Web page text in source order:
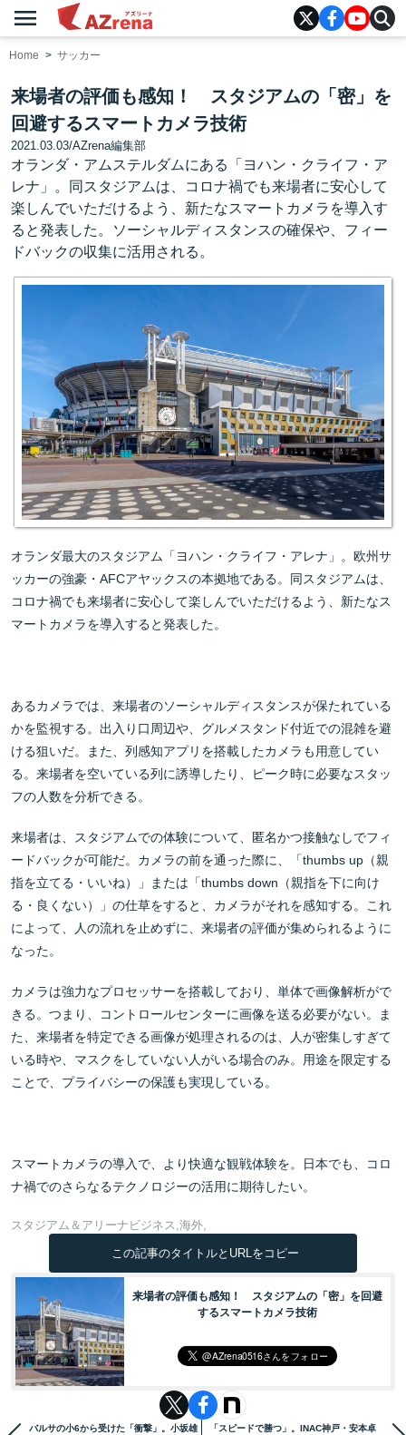
menu
Home サッカー
来場者の評価も感知！ スタジアムの「密」を
回避するスマートカメラ技術
2021.03.03/AZrena編集部
オランダ・アムステルダムにある「ヨハン・クライフ・ア
レナ」。同スタジアムは、コロナ禍でも来場者に安心して
楽しんでいただけるよう、新たなスマートカメラを導入す
ると発表した。ソーシャルディスタンスの確保や、フィー
ドバックの収集に活用される。
オランダ最大のスタジアム「ヨハン・クライフ・アレナ」。欧州サ
ッカーの強豪・AFCアヤックスの本拠地である。同スタジアムは、
コロナ禍でも来場者に安心して楽しんでいただけるよう、新たなス
マートカメラを導入すると発表した。
あるカメラでは、来場者のソーシャルディスタンスが保たれている
かを監視する。出入り口周辺や、グルメスタンド付近での混雑を避
ける狙いだ。
また、列感知アプリを搭載したカメラも用意してい
る。来場者を空いている列に誘導したり、ピーク時に必要なスタッ
フの人数を分析できる。
来場者は、スタジアムでの体験について、匿名かつ接触なしでフィ
ードバックが可能だ。カメラの前を通った際に、「thumbs up（親
指を立てる・いいね）」または「thumbs down（親指を下に向け
る・ 良くない）」の仕草をすると、カメラがそれを感知する。これ
によって、人の流れを止めずに、来場者の評価が集められるように
なった。
カメラは強力なプロセッサーを搭載しており、単体で画像解析がで
きる。つまり、コントロールセンターに画像を送る必要がない。ま
た、 来場者を特定できる画像が処理されるのは、人が密集しすぎて
いる時や、マスクをしていない人がいる場合のみ。用途を限定する
ことで、プライバシーの保護も実現している。
スマートカメラの導入で、より快適な観戦体験を。日本でも、コロ
ナ禍でのさらなるテクノロジーの活用に期待したい。
スタジアム＆アリーナビジネス 海外
この記事のタイトルとURLをコピー
来場者の評価も感知！ スタジアムの「密」を回避
するスマートカメラ技術
バルサの小6から受けた「衝撃」。小坂雄
「スピードで勝つ」。INAC神戸・安本卓